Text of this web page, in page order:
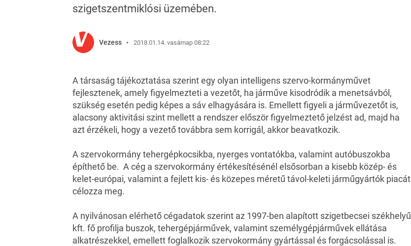
szigetszentmiklósi üzemében.
Vezess 2018.01.14. vasárnap 08:22
A társaság tájékoztatása szerint egy olyan intelligens szervo-kormányművet
fejlesztenek, amely figyelmezteti a vezetőt, ha járműve kisodródik a menetsávból,
szükség esetén pedig képes a sáv elhagyására is. Emellett figyeli a járművezetőt is,
alacsony aktivitási szint mellett a rendszer először figyelmeztető jelzést ad, majd ha
azt érzékeli, hogy a vezető továbbra sem korrigál, akkor beavatkozik.
A szervokormány tehergépkocsikba, nyerges vontatókba, valamint autóbuszokba
építhető be. A cég a szervokormány értékesítésénél elsősorban a kisebb közép- és
kelet-európai, valamint a fejlett kis- és közepes méretű távol-keleti járműgyártók piacát
célozza meg.
A nyilvánosan elérhető cégadatok szerint az 1997-ben alapított szigetbecsei székhelyű
kft. fő profilja buszok, tehergépjárművek, valamint személygépjárművek ellátása
alkatrészekkel, emellett foglalkozik szervokormány gyártással és forgácsolással is.